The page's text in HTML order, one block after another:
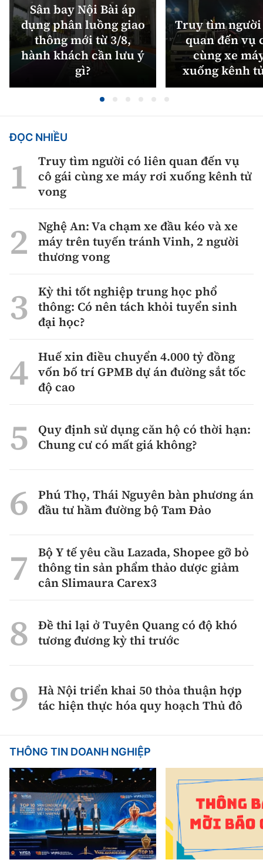
Sân bay Nội Bài áp
dụng phân luồng giao
thông mới từ 3/8,
hành khách cần lưu ý
gì?
Truy tìm
quan đến vụ
cùng xe
xuống kênh
ĐỌC NHIỀU
Truy tìm người có liên quan đến vụ
cô gái cùng xe máy rơi xuống kênh tử
vong
Nghệ An: Va chạm xe đầu kéo và xe
máy trên tuyến tránh Vinh, 2 người
thương vong
Kỳ thi tốt nghiệp trung học phổ
thông: Có nên tách khỏi tuyển sinh
đại học?
Huế xin điều chuyển 4.000 tỷ đồng
vốn bố trí GPMB dự án đường sắt tốc
độ cao
Quy định sử dụng căn hộ có thời hạn:
Chung cư có mất giá không?
Phú Thọ, Thái Nguyên bàn phương án
đầu tư hầm đường bộ Tam Đảo
Bộ Y tế yêu cầu Lazada, Shopee gỡ bỏ
thông tin sản phẩm thảo dược giảm
cân Slimaura Carex3
Đề thi lại ở Tuyên Quang có độ khó
tương đương kỳ thi trước
Hà Nội triển khai 50 thỏa thuận hợp
tác hiện thực hóa quy hoạch Thủ đô
THÔNG TIN DOANH NGHIỆP